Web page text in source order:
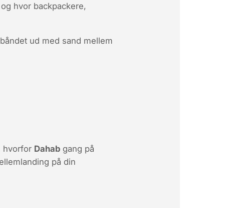
hvor backpackere,
ud med sand mellem
hvorfor Dahab gang på
på din